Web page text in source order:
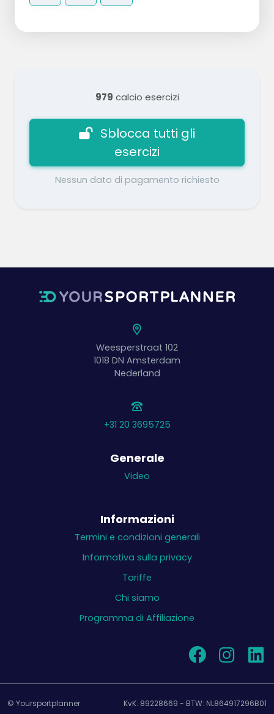
979 calcio esercizi
Sblocca tutti gli
esercizi
Nessun dato di pagamento richiesto
Weesperstraat 102
1018 DN Amsterdam
Nederland
+31 20 3695725
Generale
Video
Informazioni
Termini e condizioni generali
Informativa sulla privacy
Tariffe
Chi siamo
Programma di Affiliazione
© Yoursportplanner KvK: 89228669 - BTW: NL864917296B01